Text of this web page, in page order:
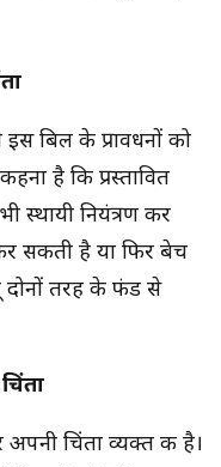
बिल के प्रावधनों को
है कि प्रस्तावित
स्थायी नियंत्रण कर
सकती है या फिर बेच
दोनों तरह के फंड से
चिंता व्यक्त की है।